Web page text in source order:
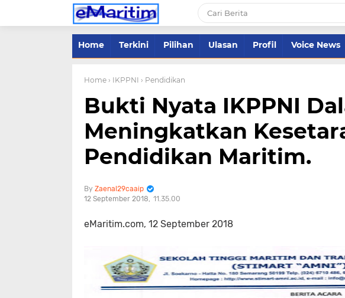
Home Terkini Pilihan Ulasan Profil Voice News
Home › IKPPNI › Pendidikan
Bukti Nyata IKPPNI
Meningkatkan
Pendidikan Maritim.
Zaenal29caaip
12 September 2018
11.35.00
eMaritim.com, 12 September 2018